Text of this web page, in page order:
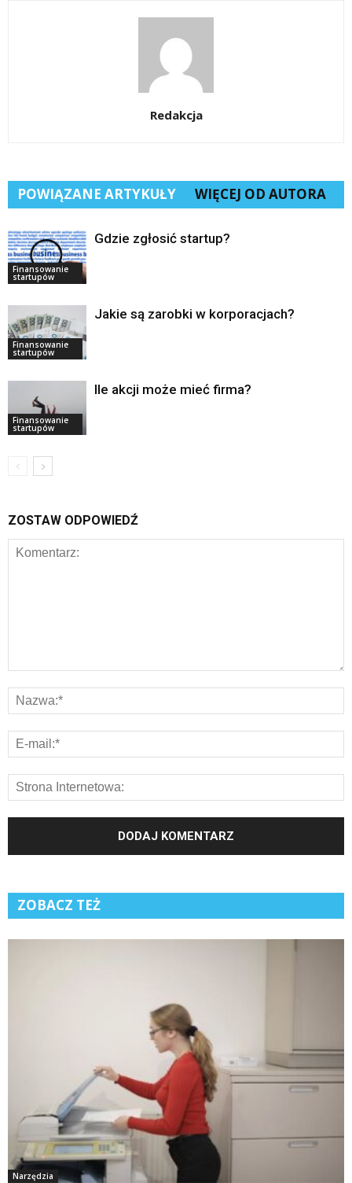
Redakcja
POWIĄZANE ARTYKUŁY WIĘCEJ OD AUTORA
Finansowanie
startupów
Gdzie zgłosić startup?
Finansowanie
startupów
Jakie są zarobki w korporacjach?
Finansowanie
startupów
Ile akcji może mieć firma?
ZOSTAW ODPOWIEDŹ
ZOBACZ TEŻ
Narzędzia